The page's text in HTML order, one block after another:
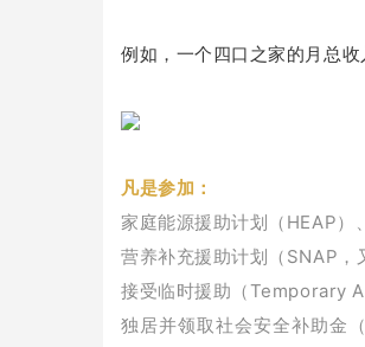
例如，一个四口之家的月总
凡是参加：
家庭能源援助计划（HEAP）、
营养补充援助计划（SNAP，
接受临时援助（Temporary
独居并领取社会安全补助金